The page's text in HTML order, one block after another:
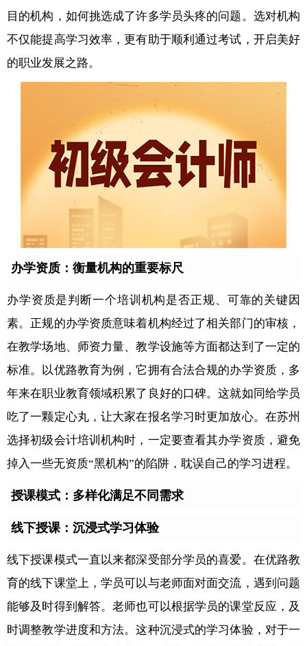
目的机构，如何挑选成了许多学员头疼的问题。选对机构
不仅能提高学习效率，更有助于顺利通过考试，开启美好
的职业发展之路。
办学资质：衡量机构的重要标尺
办学资质是判断一个培训机构是否正规、可靠的关键因
素。正规的办学资质意味着机构经过了相关部门的审核，
在教学场地、师资力量、教学设施等方面都达到了一定的
标准。以优路教育为例，它拥有合法合规的办学资质，多
年来在职业教育领域积累了良好的口碑。这就如同给学员
吃了一颗定心丸，让大家在报名学习时更加放心。在苏州
选择初级会计培训机构时，一定要查看其办学资质，避免
掉入一些无资质“黑机构”的陷阱，耽误自己的学习进程。
授课模式：多样化满足不同需求
线下授课：沉浸式学习体验
线下授课模式一直以来都深受部分学员的喜爱。在优路教
育的线下课堂上，学员可以与老师面对面交流，遇到问题
能够及时得到解答。老师也可以根据学员的课堂反应，及
时调整教学进度和方法。这种沉浸式的学习体验，对于一